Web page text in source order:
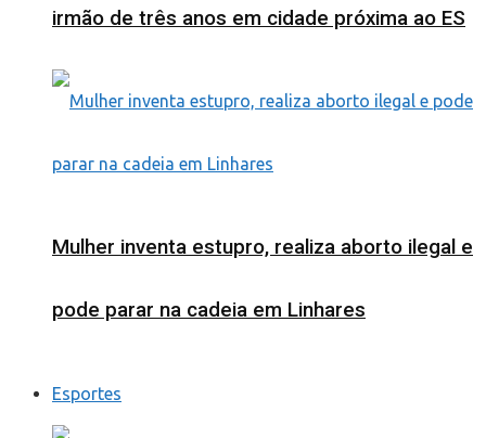
irmão de três anos em cidade próxima ao ES
Mulher inventa estupro, realiza aborto ilegal e
pode parar na cadeia em Linhares
Esportes